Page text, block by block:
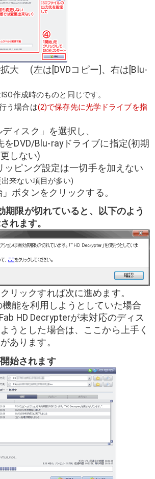
大 (左は[DVDコピー]、右は[Blu-
作成時のものと同じです。
う場合は(2)で保存先に光学ドライブを指
スク」を選択し、
DVD/Blu-rayドライブに指定(初期
しない)
ピング設定は一切手を加えない
来ない項目が多い)
タンをクリックする。
期限が切れていると、以下のよう
れます。
リックすれば次に進めます。
機能を利用しようとしていた場合
HD Decrypterが未対応のディス
うとした場合は、ここから上手く
あります。
始されます